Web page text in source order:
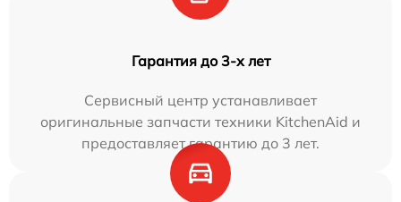
Гарантия до 3-х лет
Сервисный центр устанавливает
оригинальные запчасти техники KitchenAid и
предоставляет гарантию до 3 лет.